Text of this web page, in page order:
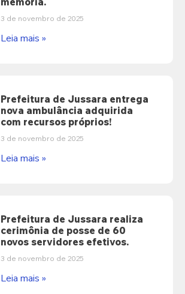
3 de novembro de 2025
Leia mais »
Prefeitura de Jussara entrega
nova ambulância adquirida
com recursos próprios!
3 de novembro de 2025
Leia mais »
Prefeitura de Jussara realiza
cerimônia de posse de 60
novos servidores efetivos.
3 de novembro de 2025
Leia mais »